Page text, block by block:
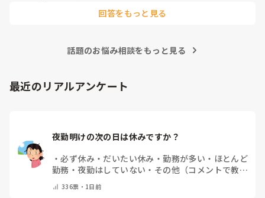
やったりしてます。いつも出さない炭酸飲料をお出しして、花
いい、なんて話も聞きました。予算があればやってみたいで
回答をもっと見る
話題のお悩み相談をもっと見る
最近のリアルアンケート
夜勤明けの次の日は休みですか？
・必ず休み・ だいたい休み ・勤務が多い ・ ほとんど
勤務 ・ 夜勤はしていない ・ その他（コメントで教え
336票・ 1日前